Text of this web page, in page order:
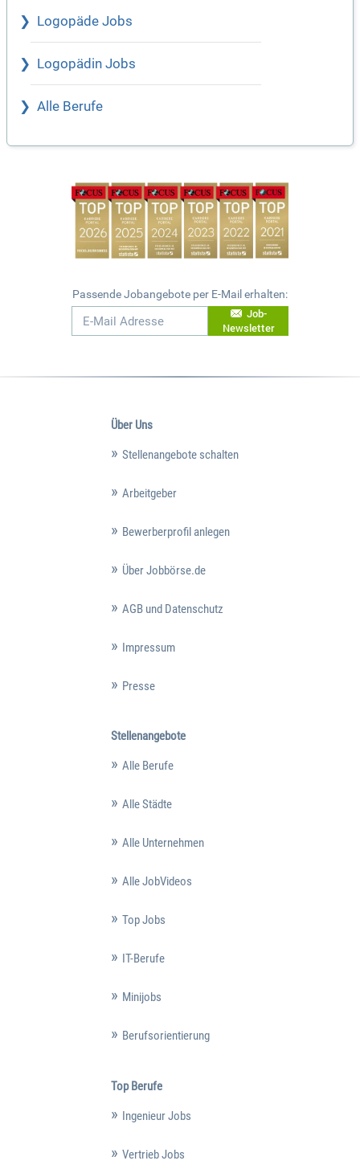
Logopäde Jobs
Logopädin Jobs
Alle Berufe
Passende Jobangebote per E-Mail erhalten:
Job-
Newsletter
Über Uns
Stellenangebote schalten
Arbeitgeber
Bewerberprofil anlegen
Über Jobbörse.de
AGB und Datenschutz
Impressum
Presse
Stellenangebote
Alle Berufe
Alle Städte
Alle Unternehmen
Alle JobVideos
Top Jobs
IT-Berufe
Minijobs
Berufsorientierung
Top Berufe
Ingenieur Jobs
Vertrieb Jobs